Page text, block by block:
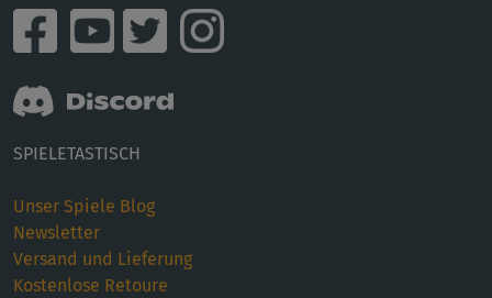
SPIELETASTISCH
Unser Spiele Blog
Newsletter
Versand und Lieferung
Kostenlose Retoure